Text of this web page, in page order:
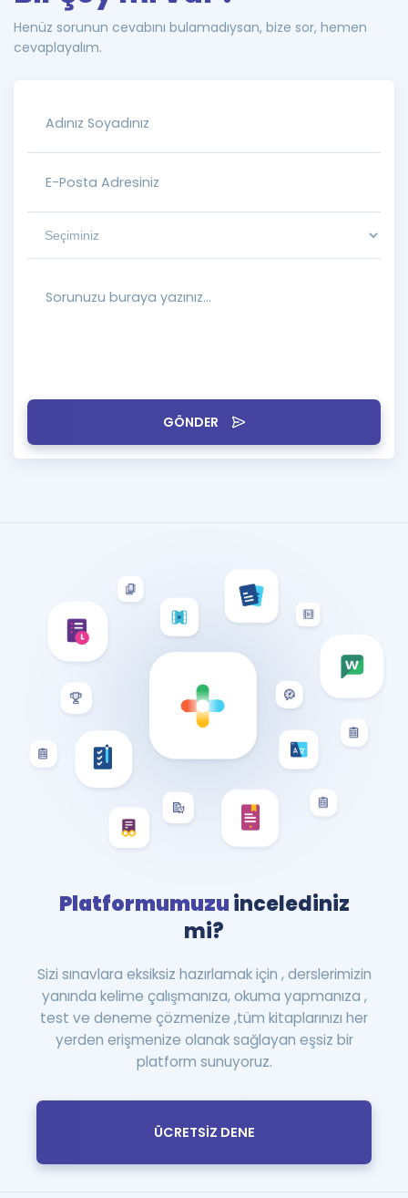
GÖNDER
Henüz sorunun cevabını bulamadıysan, bize sor, hemen
cevaplayalım.
Platformumuzuincelediniz
mi?
Sizi sınavlara eksiksiz hazırlamak için , derslerimizin
yanında kelime çalışmanıza, okuma yapmanıza ,
test ve deneme çözmenize ,tüm kitaplarınızı her
yerden erişmenize olanak sağlayan eşsiz bir
platform sunuyoruz.
ÜCRETSİZ DENE